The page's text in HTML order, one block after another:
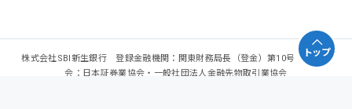
株式会社SBI新生銀行 登録金融機関：関東財務局長（登金）第10号 加入協
会：日本証券業協会・一般社団法人金融先物取引業協会
トップ